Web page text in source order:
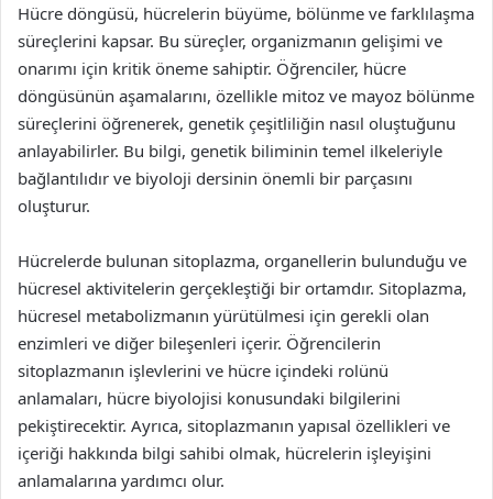
Hücre döngüsü, hücrelerin büyüme, bölünme ve farklılaşma
süreçlerini kapsar. Bu süreçler, organizmanın gelişimi ve
onarımı için kritik öneme sahiptir. Öğrenciler, hücre
döngüsünün aşamalarını, özellikle mitoz ve mayoz bölünme
süreçlerini öğrenerek, genetik çeşitliliğin nasıl oluştuğunu
anlayabilirler. Bu bilgi, genetik biliminin temel ilkeleriyle
bağlantılıdır ve biyoloji dersinin önemli bir parçasını
oluşturur.
Hücrelerde bulunan sitoplazma, organellerin bulunduğu ve
hücresel aktivitelerin gerçekleştiği bir ortamdır. Sitoplazma,
hücresel metabolizmanın yürütülmesi için gerekli olan
enzimleri ve diğer bileşenleri içerir. Öğrencilerin
sitoplazmanın işlevlerini ve hücre içindeki rolünü
anlamaları, hücre biyolojisi konusundaki bilgilerini
pekiştirecektir. Ayrıca, sitoplazmanın yapısal özellikleri ve
içeriği hakkında bilgi sahibi olmak, hücrelerin işleyişini
anlamalarına yardımcı olur.